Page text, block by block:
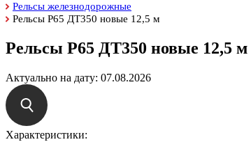
Рельсы железнодорожные
Рельсы Р65 ДТ350 новые 12,5 м
Рельсы Р65 ДТ350 новые 12,5 м
Актуально на дату: 07.08.2026
Характеристики: